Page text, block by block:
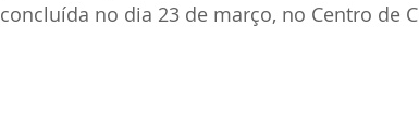
concluída no dia 23 de março, no Centro de